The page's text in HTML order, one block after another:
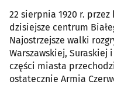
22 sierpnia 1920 r.
dzisiejsze centrum
Najostrzejsze walki
Warszawskiej, Suraskiej
części miasta
ostatecznie Armia